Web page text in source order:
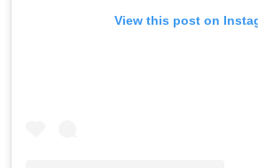
View this post on